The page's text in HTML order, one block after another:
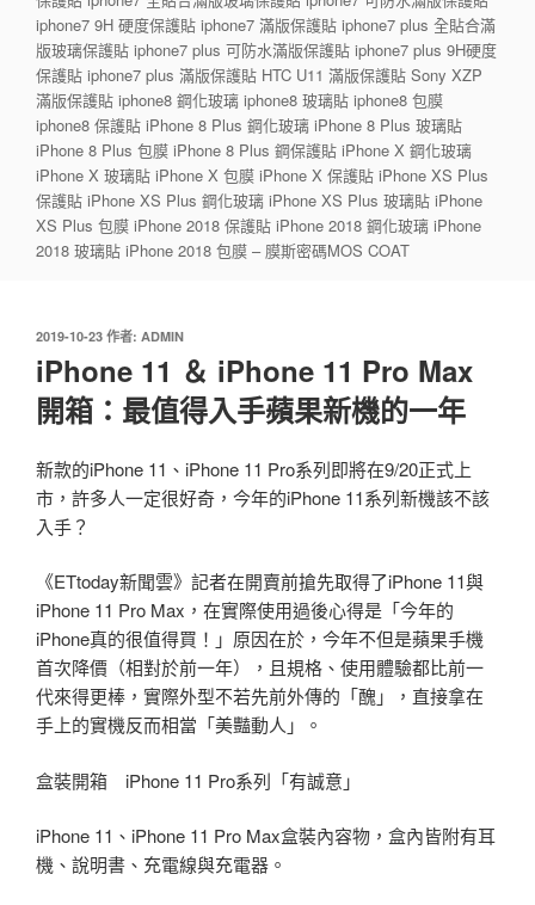
iphone7 9H 硬度保護貼 iphone7 滿版保護貼 iphone7 plus 全貼合滿
版玻璃保護貼 iphone7 plus 可防水滿版保護貼 iphone7 plus 9H硬度
保護貼 iphone7 plus 滿版保護貼 HTC U11 滿版保護貼 Sony XZP
滿版保護貼 iphone8 鋼化玻璃 iphone8 玻璃貼 iphone8 包膜
iphone8 保護貼 iPhone 8 Plus 鋼化玻璃 iPhone 8 Plus 玻璃貼
iPhone 8 Plus 包膜 iPhone 8 Plus 鋼保護貼 iPhone X 鋼化玻璃
iPhone X 玻璃貼 iPhone X 包膜 iPhone X 保護貼 iPhone XS Plus
保護貼 iPhone XS Plus 鋼化玻璃 iPhone XS Plus 玻璃貼 iPhone
XS Plus 包膜 iPhone 2018 保護貼 iPhone 2018 鋼化玻璃 iPhone
2018 玻璃貼 iPhone 2018 包膜 – 膜斯密碼MOS COAT
發
2019-10-23 作者: ADMIN
iPhone 11 ＆ iPhone 11 Pro Max
開箱：最值得入手蘋果新機的一年
新款的iPhone 11、iPhone 11 Pro系列即將在9/20正式上
市，許多人一定很好奇，今年的iPhone 11系列新機該不該
入手？
《ETtoday新聞雲》記者在開賣前搶先取得了iPhone 11與
iPhone 11 Pro Max，在實際使用過後心得是「今年的
iPhone真的很值得買！」原因在於，今年不但是蘋果手機
首次降價（相對於前一年），且規格、使用體驗都比前一
代來得更棒，實際外型不若先前外傳的「醜」，直接拿在
手上的實機反而相當「美豔動人」。
盒裝開箱 iPhone 11 Pro系列「有誠意」
iPhone 11、iPhone 11 Pro Max盒裝內容物，盒內皆附有耳
機、說明書、充電線與充電器。